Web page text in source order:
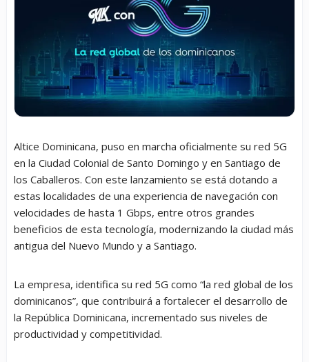
Altice Dominicana, puso en marcha oficialmente su red 5G
en la Ciudad Colonial de Santo Domingo y en Santiago de
los Caballeros. Con este lanzamiento se está dotando a
estas localidades de una experiencia de navegación con
velocidades de hasta 1 Gbps, entre otros grandes
beneficios de esta tecnología, modernizando la ciudad más
antigua del Nuevo Mundo y a Santiago.
La empresa, identifica su red 5G como “la red global de los
dominicanos”, que contribuirá a fortalecer el desarrollo de
la República Dominicana, incrementado sus niveles de
productividad y competitividad.